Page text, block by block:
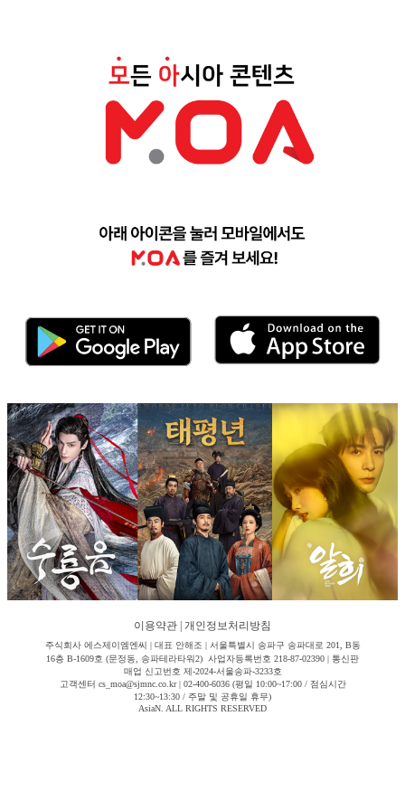
이용약관 개인정보처리방침
주식회사 에스제이엠엔씨 | 대표 안해조 | 서울특별시 송파구 송파대로 201, B동
16층 B-1609호 (문정동, 송파테라타워2) 사업자등록번호 218-87-02390 | 통신판
매업 신고번호 제-2024-서울송파-3233호
고객센터 cs_moa@sjmnc.co.kr | 02-400-6036 (평일 10:00~17:00 / 점심시간
12:30~13:30 / 주말 및 공휴일 휴무)
AsiaN. ALL RIGHTS RESERVED